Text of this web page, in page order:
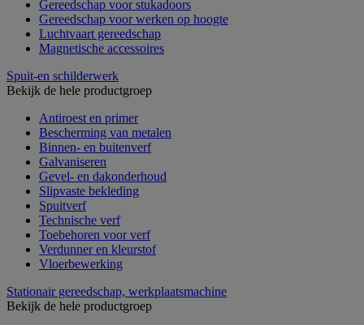
Gereedschap voor stukadoors
Gereedschap voor werken op hoogte
Luchtvaart gereedschap
Magnetische accessoires
Spuit-en schilderwerk
Bekijk de hele productgroep
Antiroest en primer
Bescherming van metalen
Binnen- en buitenverf
Galvaniseren
Gevel- en dakonderhoud
Slipvaste bekleding
Spuitverf
Technische verf
Toebehoren voor verf
Verdunner en kleurstof
Vloerbewerking
Stationair gereedschap, werkplaatsmachine
Bekijk de hele productgroep